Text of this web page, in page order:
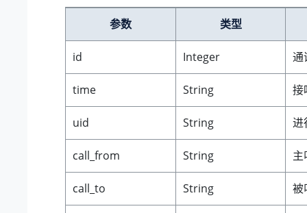
参数 类型
id Integer 通
time String 接
uid String 进
call_from String 主
call_to String 被